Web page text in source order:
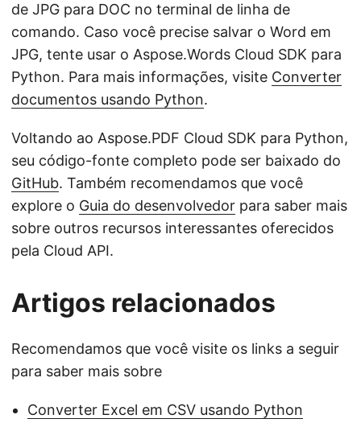
de JPG para DOC no terminal de linha de
comando. Caso você precise salvar o Word em
JPG, tente usar o Aspose.Words Cloud SDK para
Python. Para mais informações, visite Converter
documentos usando Python.
Voltando ao Aspose.PDF Cloud SDK para Python,
seu código-fonte completo pode ser baixado do
GitHub. Também recomendamos que você
explore o Guia do desenvolvedor para saber mais
sobre outros recursos interessantes oferecidos
pela Cloud API.
Artigos relacionados
Recomendamos que você visite os links a seguir
para saber mais sobre
Converter Excel em CSV usando Python